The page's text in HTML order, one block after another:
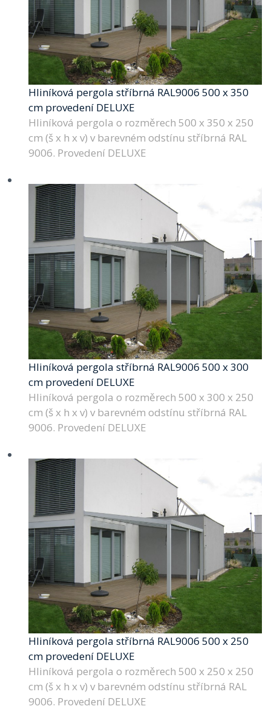
Hliníková pergola stříbrná RAL9006 500 x 350
cm provedení DELUXE
Hliníková pergola o rozměrech 500 x 350 x 250
cm (š x h x v) v barevném odstínu stříbrná RAL
9006. Provedení DELUXE
Hliníková pergola stříbrná RAL9006 500 x 300
cm provedení DELUXE
Hliníková pergola o rozměrech 500 x 300 x 250
cm (š x h x v) v barevném odstínu stříbrná RAL
9006. Provedení DELUXE
Hliníková pergola stříbrná RAL9006 500 x 250
cm provedení DELUXE
Hliníková pergola o rozměrech 500 x 250 x 250
cm (š x h x v) v barevném odstínu stříbrná RAL
9006. Provedení DELUXE